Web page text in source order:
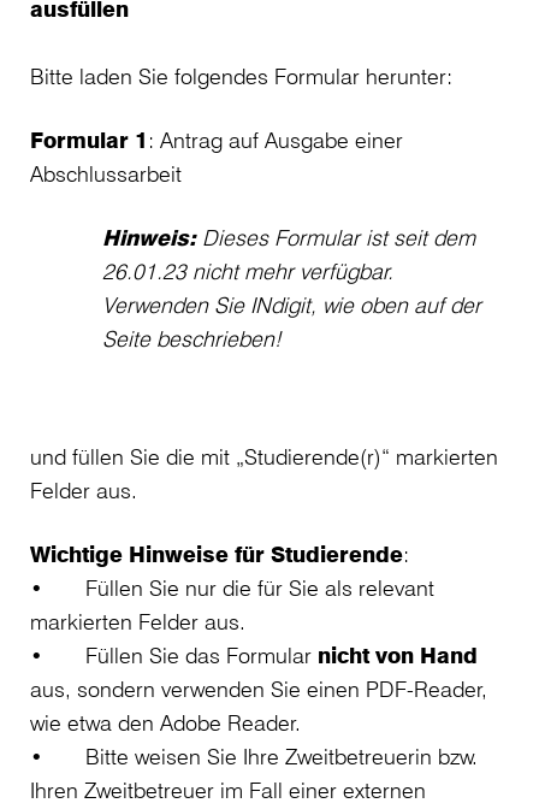
ausfüllen
Bitte laden Sie folgendes Formular herunter:
Formular 1 : Antrag auf Ausgabe einer
Abschlussarbeit
Hinweis: Dieses Formular ist seit dem
26.01.23 nicht mehr verfügbar.
Verwenden Sie INdigit, wie oben auf der
Seite beschrieben!
und füllen Sie die mit „Studierende(r)“ markierten
Felder aus.
Wichtige Hinweise für Studierende:
• Füllen Sie nur die für Sie als relevant
markierten Felder aus.
• Füllen Sie das Formular nicht von Hand
aus, sondern verwenden Sie einen PDF-Reader,
wie etwa den Adobe Reader.
• Bitte weisen Sie Ihre Zweitbetreuerin bzw.
Ihren Zweitbetreuer im Fall einer externen